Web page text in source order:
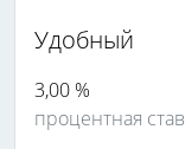
Удобный
3,00 %
процентная